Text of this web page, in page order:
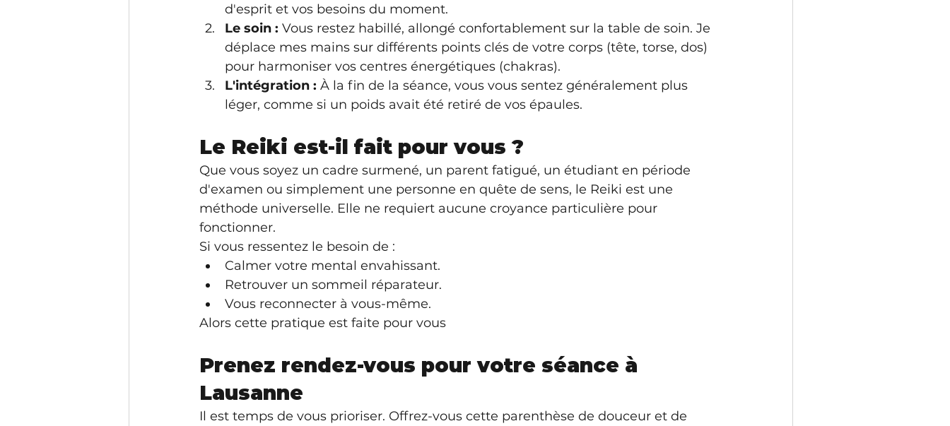
d'esprit et vos besoins du moment.
Le soin : Vous restez habillé, allongé confortablement sur la table de soin. Je
déplace mes mains sur différents points clés de votre corps (tête, torse, dos)
pour harmoniser vos centres énergétiques (chakras).
L'intégration : À la fin de la séance, vous vous sentez généralement plus
léger, comme si un poids avait été retiré de vos épaules.
Le Reiki est-il fait pour vous ?
Que vous soyez un cadre surmené, un parent fatigué, un étudiant en période
d'examen ou simplement une personne en quête de sens, le Reiki est une
méthode universelle. Elle ne requiert aucune croyance particulière pour
fonctionner.
Si vous ressentez le besoin de :
Calmer votre mental envahissant.
Retrouver un sommeil réparateur.
Vous reconnecter à vous-même.
Alors cette pratique est faite pour vous
Prenez rendez-vous pour votre séance à
Lausanne
Il est temps de vous prioriser. Offrez-vous cette parenthèse de douceur et de